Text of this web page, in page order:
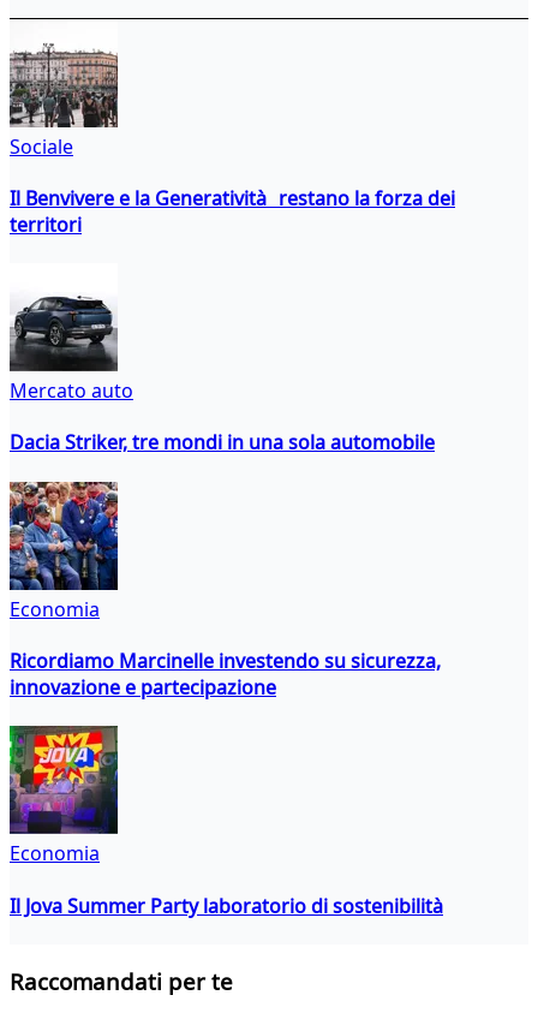
Sociale
Il Benvivere e la Generatività restano la forza dei
territori
Mercato auto
Dacia Striker, tre mondi in una sola automobile
Economia
Ricordiamo Marcinelle investendo su sicurezza,
innovazione e partecipazione
Economia
Il Jova Summer Party laboratorio di sostenibilità
Raccomandati per te